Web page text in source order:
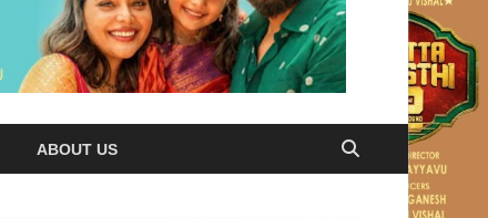
ABOUT US